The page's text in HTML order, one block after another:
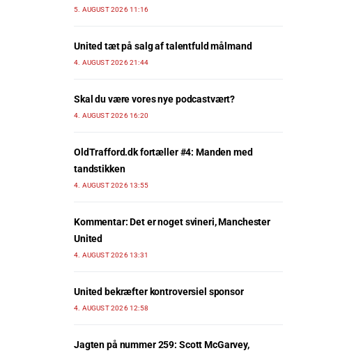
5. AUGUST 2026 11:16
United tæt på salg af talentfuld målmand
4. AUGUST 2026 21:44
Skal du være vores nye podcastvært?
4. AUGUST 2026 16:20
OldTrafford.dk fortæller #4: Manden med
tandstikken
4. AUGUST 2026 13:55
Kommentar: Det er noget svineri, Manchester
United
4. AUGUST 2026 13:31
United bekræfter kontroversiel sponsor
4. AUGUST 2026 12:58
Jagten på nummer 259: Scott McGarvey,